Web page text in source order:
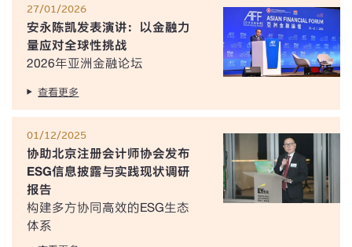
27/01/2026
安永陈凯发表演讲：以金融力
量应对全球性挑战
2026年亚洲金融论坛
查看更多
01/12/2025
协助北京注册会计师协会发布
ESG信息披露与实践现状调研
报告
构建多方协同高效的ESG生态
体系